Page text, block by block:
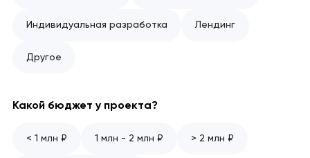
Индивидуальная разработка Лендинг
Другое
Какой бюджет у проекта?
< 1 млн ₽ 1 млн - 2 млн ₽ > 2 млн ₽